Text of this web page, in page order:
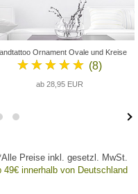
Ornament Ovale und Kreise
★★★★★ (8)
ab 28,95 EUR
Preise inkl. gesetzl. MwSt.
innerhalb von Deutschland